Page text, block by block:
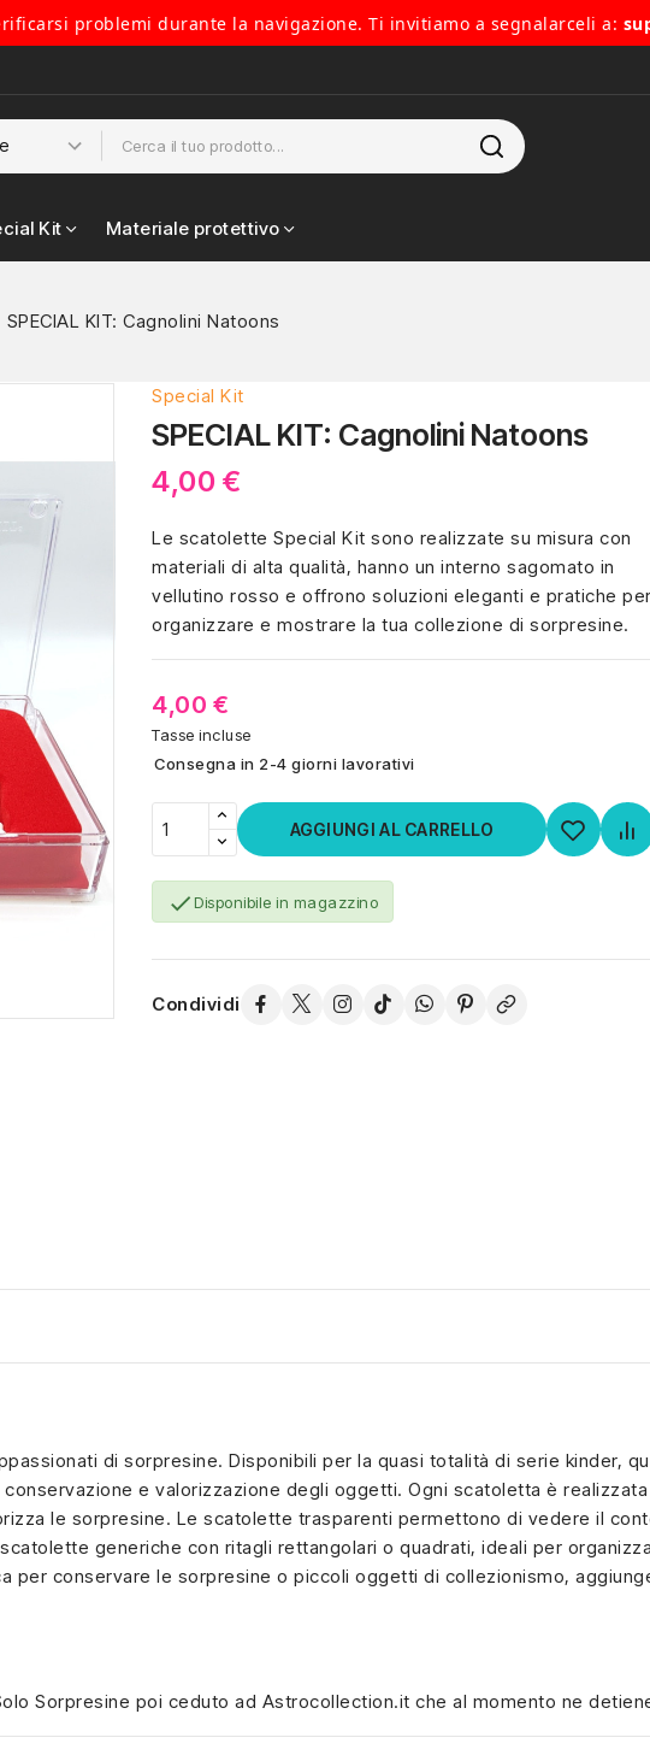
problemi durante la navigazione. Ti invitiamo a segnalarceli a:
Kit Materiale protettivo
SPECIAL KIT: Cagnolini Natoons
Special Kit
SPECIAL KIT: Cagnolini Natoons
4,00 €
Le scatolette Special Kit sono realizzate su misura con
materiali di alta qualità, hanno un interno sagomato in
vellutino rosso e offrono soluzioni eleganti e pratiche per
organizzare e mostrare la tua collezione di sorpresine.
4,00 €
Tasse incluse
Consegna in 2-4 giorni lavorativi
AGGIUNGI AL CARRELLO
Disponibile in magazzino
Condividi
di sorpresine. Disponibili per la quasi totalità di serie kinder,
e valorizzazione degli oggetti. Ogni scatoletta è
le sorpresine. Le scatolette trasparenti permettono di vedere il
generiche con ritagli rettangolari o quadrati, ideali per
conservare le sorpresine o piccoli oggetti di collezionismo,
Sorpresine poi ceduto ad Astrocollection.it che al momento ne